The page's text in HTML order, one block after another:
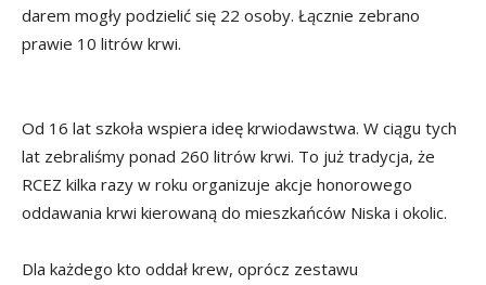
darem mogły podzielić się 22 osoby. Łącznie zebrano
prawie 10 litrów krwi.
Od 16 lat szkoła wspiera ideę krwiodawstwa. W ciągu tych
lat zebraliśmy ponad 260 litrów krwi. To już tradycja, że
RCEZ kilka razy w roku organizuje akcje honorowego
oddawania krwi kierowaną do mieszkańców Niska i okolic.
Dla każdego kto oddał krew, oprócz zestawu